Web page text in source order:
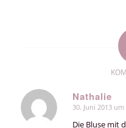
Nathalie
sagte:
30. Juni 2013 um
Die Bluse mit